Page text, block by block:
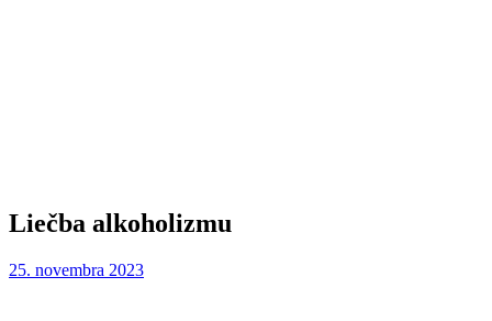
Liečba alkoholizmu
25. novembra 2023